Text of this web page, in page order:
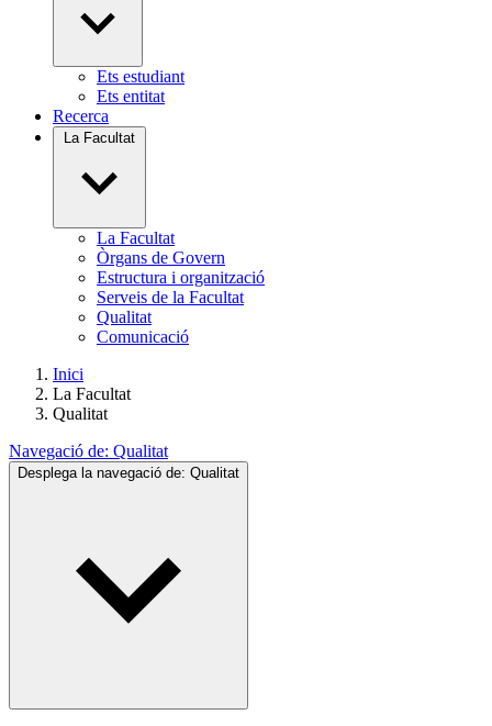
Ets estudiant
Ets entitat
Recerca
La Facultat
La Facultat
Òrgans de Govern
Estructura i organització
Serveis de la Facultat
Qualitat
Comunicació
Inici
La Facultat
Qualitat
Navegació de: Qualitat
Desplega la navegació de: Qualitat